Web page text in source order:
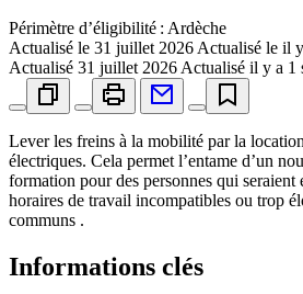
Périmètre d’éligibilité : Ardèche
Actualisé le 31 juillet 2026 Actualisé le il
Actualisé 31 juillet 2026 Actualisé il y a 1
Lever les freins à la mobilité par la
électriques. Cela permet l’entame d’un
formation pour des personnes qui seraient
horaires de travail incompatibles ou trop
communs .
Informations clés